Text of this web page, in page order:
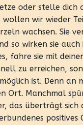
oder stelle dich
wollen wir wieder
wachsen. Sie
so wirken sie
fahre sie mit
zu erreichen,
ist. Denn
Ort. Manchmal
das überträgt